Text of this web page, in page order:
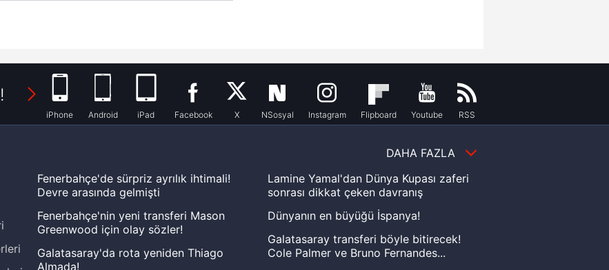
iPhone Android iPad Facebook X NSosyal Instagram Flipboard Youtube RSS
DAHA FAZLA
Fenerbahçe'de sürpriz ayrılık ihtimali!
Devre arasında gelmişti
Fenerbahçe'nin yeni transferi Mason
Greenwood için olay sözler!
Galatasaray'da rota yeniden Thiago
Almada!
Lamine Yamal'dan Dünya Kupası zaferi
sonrası dikkat çeken davranış
Dünyanın en büyüğü İspanya!
Galatasaray transferi böyle bitirecek!
Cole Palmer ve Bruno Fernandes...